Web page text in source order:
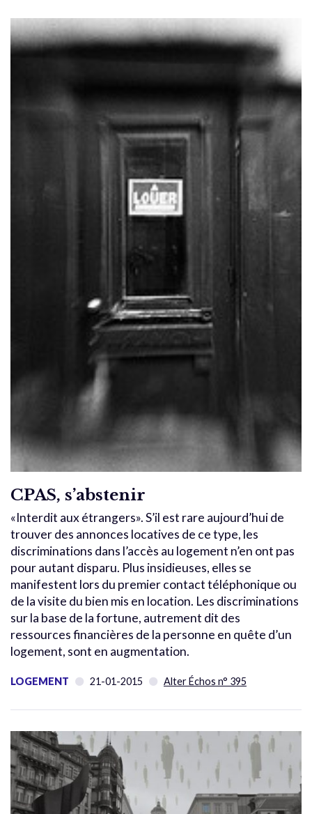
CPAS, s’abstenir
«Interdit aux étrangers». S’il est rare aujourd’hui de
trouver des annonces locatives de ce type, les
discriminations dans l’accès au logement n’en ont pas
pour autant disparu. Plus insidieuses, elles se
manifestent lors du premier contact téléphonique ou
de la visite du bien mis en location. Les discriminations
sur la base de la fortune, autrement dit des
ressources financières de la personne en quête d’un
logement, sont en augmentation.
LOGEMENT 21-01-2015 Alter Échos n° 395